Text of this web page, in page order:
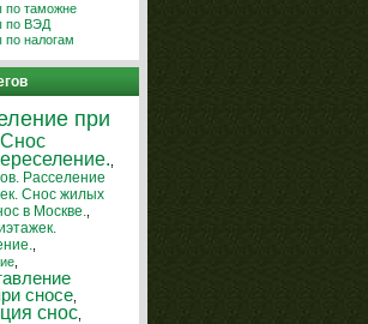
по таможне
по ВЭД
по налогам
при
Снос
Расселение
Снос жилых
в Москве.
сносе
снос